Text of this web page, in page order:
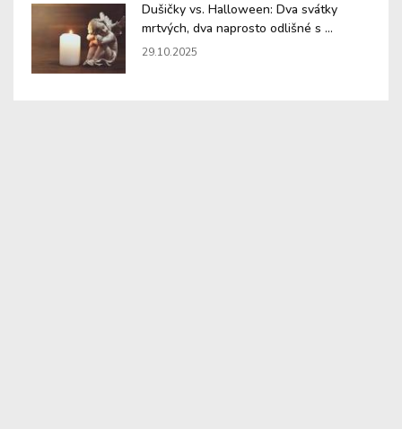
Dušičky vs. Halloween: Dva svátky
mrtvých, dva naprosto odlišné s ...
29.10.2025